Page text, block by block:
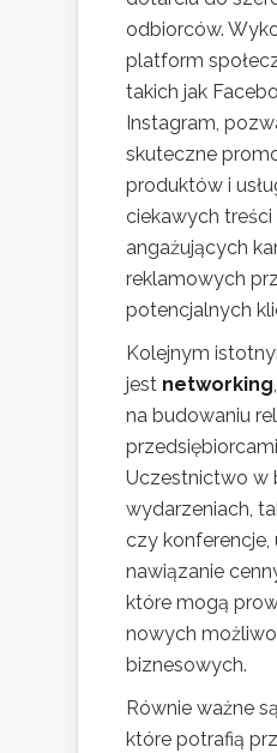
odbiorców.
platform
takich jak
Instagram,
skuteczne
produktów i
ciekawych treści
angażujących
reklamowych
potencjalnych
Kolejnym
jest networking
na budowaniu
Uczestnictwo w
wydarzeniach,
czy konferencje,
nawiązanie
które mogą
nowych
biznesowych.
Równie ważne są
które potrafią